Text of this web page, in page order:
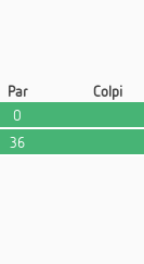
Par Colpi
0
36